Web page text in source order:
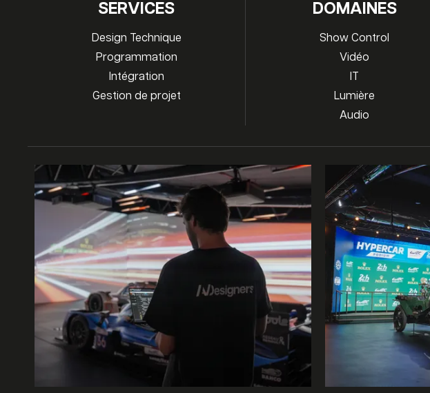
SERVICES
Design Technique
Programmation
Intégration
Gestion de projet
DOMAINES
Show Control
Vidéo
IT
Lumière
Audio